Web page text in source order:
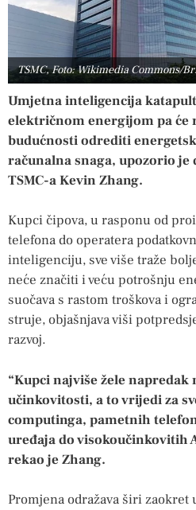
TSMC, Foto: Wikimedia Commons/
Umjetna inteligencija
električnom energijom pa će
budućnosti odrediti
računalna snaga, upozorio
TSMC-a Kevin Zhang.
Kupci čipova, u rasponu od
telefona do operatera
inteligenciju, sve više traže
neće značiti i veću potrošnju
suočava s rastom troškova i
struje, objašnjava viši
razvoj.
“Kupci najviše žele
učinkovitosti, a to vrijedi za
computinga, pametnih
uređaja do visokoučinkovitih
rekao je Zhang.
Promjena odražava širi